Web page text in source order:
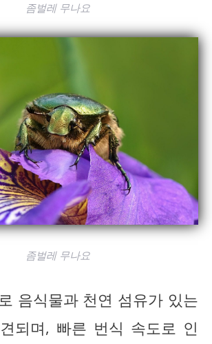
좀벌레 무나요
좀벌레 무나요
음식물과 천연 섬유가 있는
되며, 빠른 번식 속도로 인